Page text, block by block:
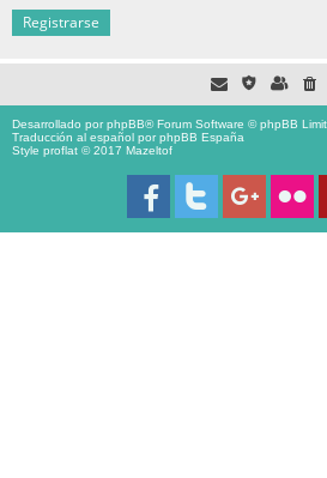
Registrarse
Desarrollado porphpBB® Forum Software © phpBB
Traducción al español porphpBB España
Style proflat © 2017 Mazeltof